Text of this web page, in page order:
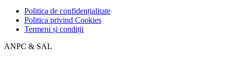
Politica de confidențialitate
Politica privind Cookies
Termeni și condiții
ANPC & SAL